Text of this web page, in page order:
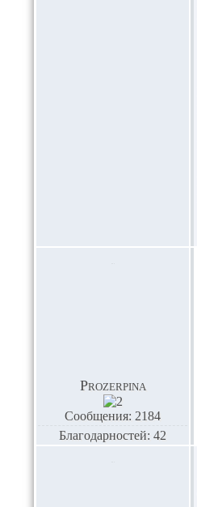
Prozerpina
Сообщения: 2184
Благодарностей: 42